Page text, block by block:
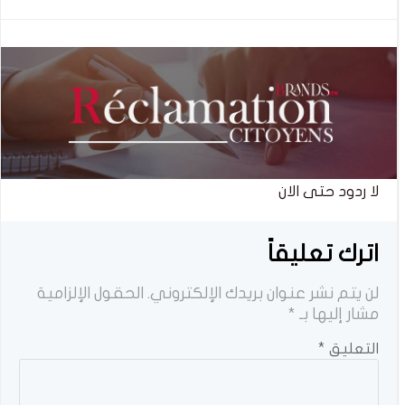
لا ردود حتى الان
اترك تعليقاً
لن يتم نشر عنوان بريدك الإلكتروني. الحقول الإلزامية
مشار إليها بـ *
التعليق *